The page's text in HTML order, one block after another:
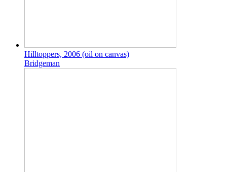
Hilltoppers, 2006 (oil on canvas)
Bridgeman